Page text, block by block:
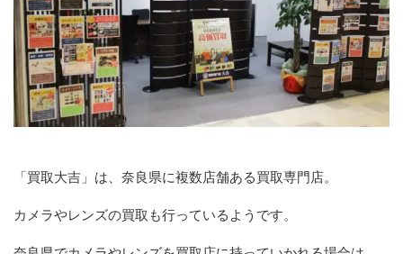
「買取大吉」は、奈良県に複数店舗ある買取専門店。
カメラやレンズの買取も行っているようです。